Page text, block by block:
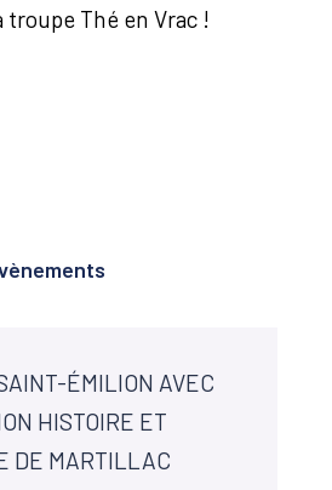
troupe Thé en Vrac !
ÉMILION AVEC
HISTOIRE ET
DE MARTILLAC